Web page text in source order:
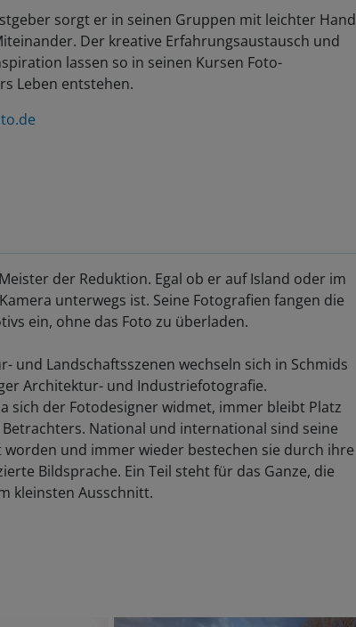
sorgt er in seinen Gruppen mit leichter Hand
Der kreative Erfahrungsaustausch und
lassen so in seinen Kursen Foto-
Leben entstehen.
der Reduktion. Egal ob er auf Island oder im
unterwegs ist. Seine Fotografien fangen die
ein, ohne das Foto zu überladen.
und Landschaftsszenen wechseln sich in Schmids
Architektur- und Industriefotografie.
sich der Fotodesigner widmet, immer bleibt Platz
National und international sind seine
und immer wieder bestechen sie durch ihre
Bildsprache. Ein Teil steht für das Ganze, die
kleinsten Ausschnitt.